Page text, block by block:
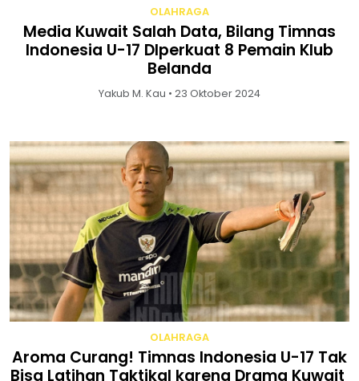
OLAHRAGA
Media Kuwait Salah Data, Bilang Timnas
Indonesia U-17 DIperkuat 8 Pemain Klub
Belanda
Yakub M. Kau • 23 Oktober 2024
OLAHRAGA
Aroma Curang! Timnas Indonesia U-17 Tak
Bisa Latihan Taktikal karena Drama Kuwait